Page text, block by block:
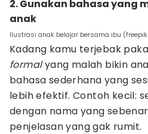
2. Gunakan bahasa yang
anak
Ilustrasi anak belajar bersama ibu
Kadang kamu terjebak
formalyang malah bikin
bahasa sederhana yang
lebih efektif. Contoh kecil:
dengan nama yang
penjelasan yang gak rumit.